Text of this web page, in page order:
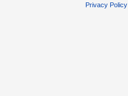
Privacy Policy